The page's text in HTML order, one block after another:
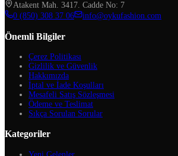
Atakent Mah. 3417. Cadde No: 7
‪0 (850) 308 37 06‬
info@oykufashion.com
Önemli Bilgiler
Çerez Politikası
Gizlilik ve Güvenlik
Hakkımızda
İptal ve İade Koşulları
Mesafeli Satış Sözleşmesi
Ödeme ve Teslimat
Sıkça Sorulan Sorular
Kategoriler